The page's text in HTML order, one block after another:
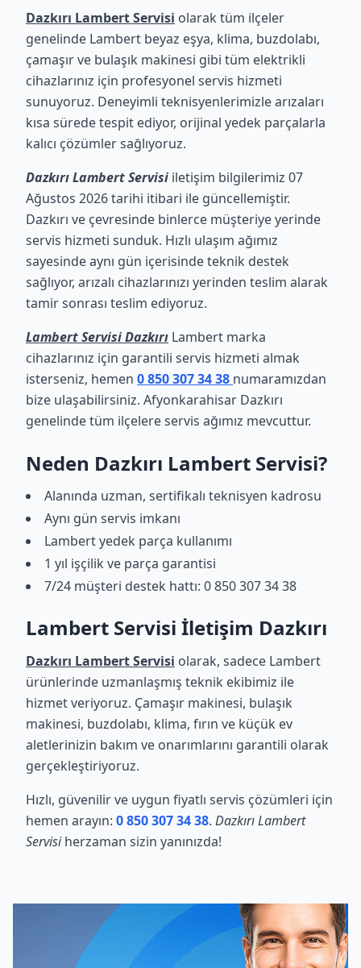
Dazkırı Lambert Servisi olarak tüm ilçeler
genelinde Lambert beyaz eşya, klima, buzdolabı,
çamaşır ve bulaşık makinesi gibi tüm elektrikli
cihazlarınız için profesyonel servis hizmeti
sunuyoruz. Deneyimli teknisyenlerimizle arızaları
kısa sürede tespit ediyor, orijinal yedek parçalarla
kalıcı çözümler sağlıyoruz.
Dazkırı Lambert Servisi iletişim bilgilerimiz 07
Ağustos 2026 tarihi itibari ile güncellemiştir.
Dazkırı ve çevresinde binlerce müşteriye yerinde
servis hizmeti sunduk. Hızlı ulaşım ağımız
sayesinde aynı gün içerisinde teknik destek
sağlıyor, arızalı cihazlarınızı yerinden teslim alarak
tamir sonrası teslim ediyoruz.
Lambert Servisi Dazkırı Lambert marka
cihazlarınız için garantili servis hizmeti almak
isterseniz, hemen 0 850 307 34 38 numaramızdan
bize ulaşabilirsiniz. Afyonkarahisar Dazkırı
genelinde tüm ilçelere servis ağımız mevcuttur.
Neden Dazkırı Lambert Servisi?
Alanında uzman, sertifikalı teknisyen kadrosu
Aynı gün servis imkanı
Lambert yedek parça kullanımı
1 yıl işçilik ve parça garantisi
7/24 müşteri destek hattı: 0 850 307 34 38
Lambert Servisi İletişim Dazkırı
Dazkırı Lambert Servisi olarak, sadece Lambert
ürünlerinde uzmanlaşmış teknik ekibimiz ile
hizmet veriyoruz. Çamaşır makinesi, bulaşık
makinesi, buzdolabı, klima, fırın ve küçük ev
aletlerinizin bakım ve onarımlarını garantili olarak
gerçekleştiriyoruz.
Hızlı, güvenilir ve uygun fiyatlı servis çözümleri için
hemen arayın: 0 850 307 34 38. Dazkırı Lambert
Servisiherzaman sizin yanınızda!